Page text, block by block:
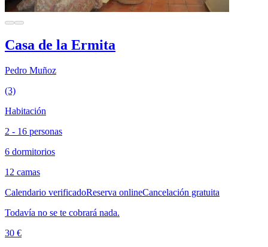
Casa de la Ermita
Pedro Muñoz
(3)
Habitación
2 - 16 personas
6 dormitorios
12 camas
Calendario verificadoReserva onlineCancelación gratuita
Todavía no se te cobrará nada.
30 €